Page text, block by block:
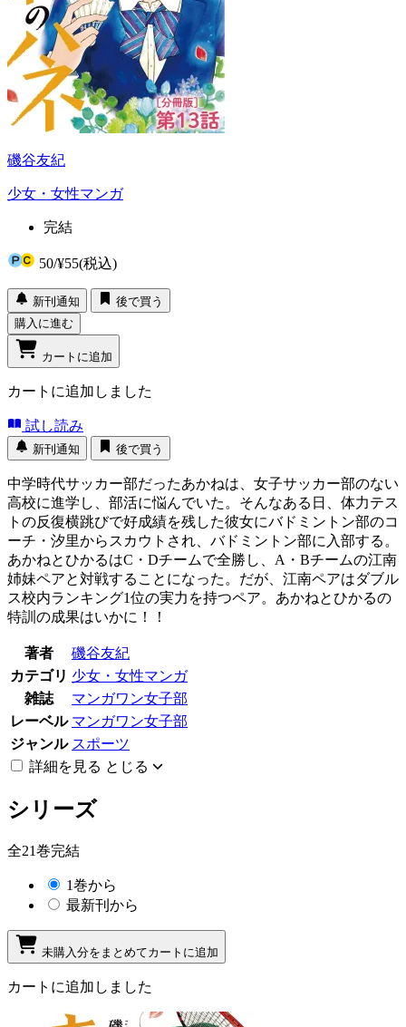
磯谷友紀
少女・女性マンガ
完結
50/¥55(税込)
新刊通知
後で買う
購入に進む
カートに追加
カートに追加しました
試し読み
新刊通知 後で買う
中学時代サッカー部だったあかねは、女子サッカー部のない
高校に進学し、部活に悩んでいた。そんなある日、体力テス
トの反復横跳びで好成績を残した彼女にバドミントン部のコ
ーチ・汐里からスカウトされ、バドミントン部に入部する。
あかねとひかるはC・Dチームで全勝し、A・Bチームの江南
姉妹ペアと対戦することになった。だが、江南ペアはダブル
ス校内ランキング1位の実力を持つペア。あかねとひかるの
特訓の成果はいかに！！
著者
磯谷友紀
カテゴリ 少女・女性マンガ
雑誌
マンガワン女子部
レーベル マンガワン女子部
ジャンル スポーツ
詳細を見る とじる
シリーズ
全21巻完結
1巻から
最新刊から
未購入分をまとめてカートに追加
カートに追加しました